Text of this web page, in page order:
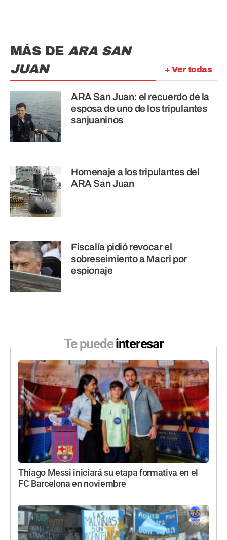
+ Ver todas
MÁS DE ARA SAN
JUAN
ARA San Juan: el recuerdo de la
esposa de uno de los tripulantes
sanjuaninos
Homenaje a los tripulantes del
ARA San Juan
Fiscalía pidió revocar el
sobreseimiento a Macri por
espionaje
Te puedeinteresar
Thiago Messi iniciará su etapa formativa en el
FC Barcelona en noviembre